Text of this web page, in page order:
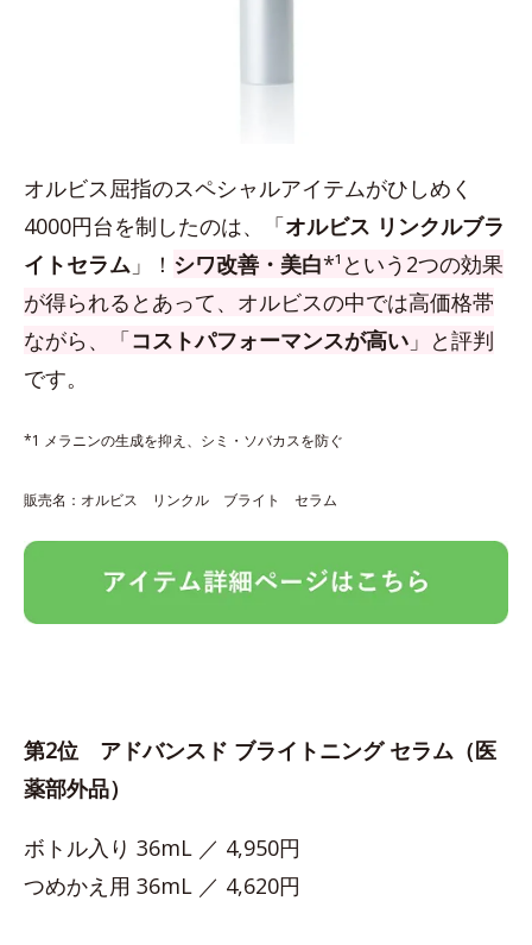
オルビス屈指のスペシャルアイテムがひしめく
4000円台を制したのは、「オルビス リンクルブラ
イトセラム 」！ シワ改善・美白*¹という2つの効果
が得られるとあって、オルビスの中では高価格帯
ながら、「コストパフォーマンスが高い 」と評判
です。
*1 メラニンの生成を抑え、シミ・ソバカスを防ぐ
販売名：オルビス リンクル ブライト セラム
第2位 アドバンスド ブライトニング セラム（医
薬部外品）
ボトル入り 36mL ／ 4,950円
つめかえ用 36mL ／ 4,620円